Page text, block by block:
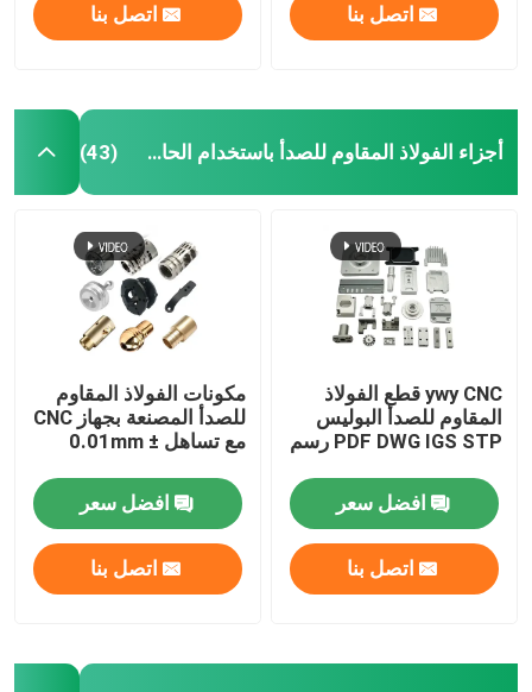
اتصل بنا اتصل بنا
أجزاء الفولاذ المقاوم للصدأ باستخدام الحاسب الآلي (43)
ywy CNC قطع الفولاذ
المقاوم للصدأ البوليس
PDF DWG IGS STP رسم
افضل سعر
اتصل بنا
مكونات الفولاذ المقاوم
للصدأ المصنعة بجهاز CNC
مع تساهل ± 0.01mm
افضل سعر
اتصل بنا